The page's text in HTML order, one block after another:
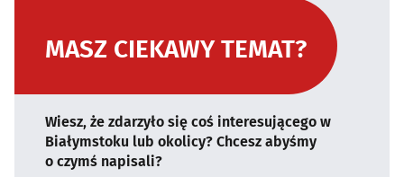
MASZ CIEKAWY TEMAT?
Wiesz, że zdarzyło się coś interesującego w
Białymstoku lub okolicy? Chcesz abyśmy
o czymś napisali?